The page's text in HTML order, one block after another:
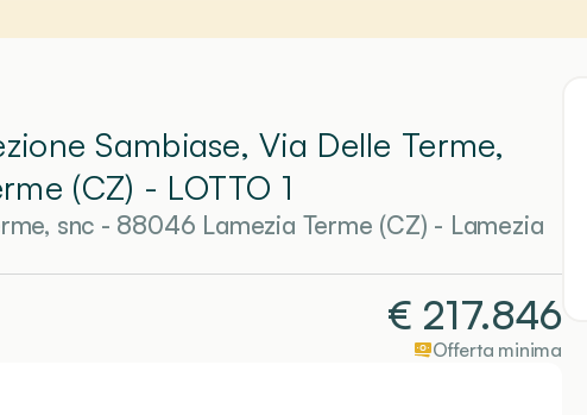
Sambiase, Via Delle Terme,
(CZ) - LOTTO 1
snc - 88046 Lamezia Terme (CZ) - Lamezia
€ 217.846
Offerta minima